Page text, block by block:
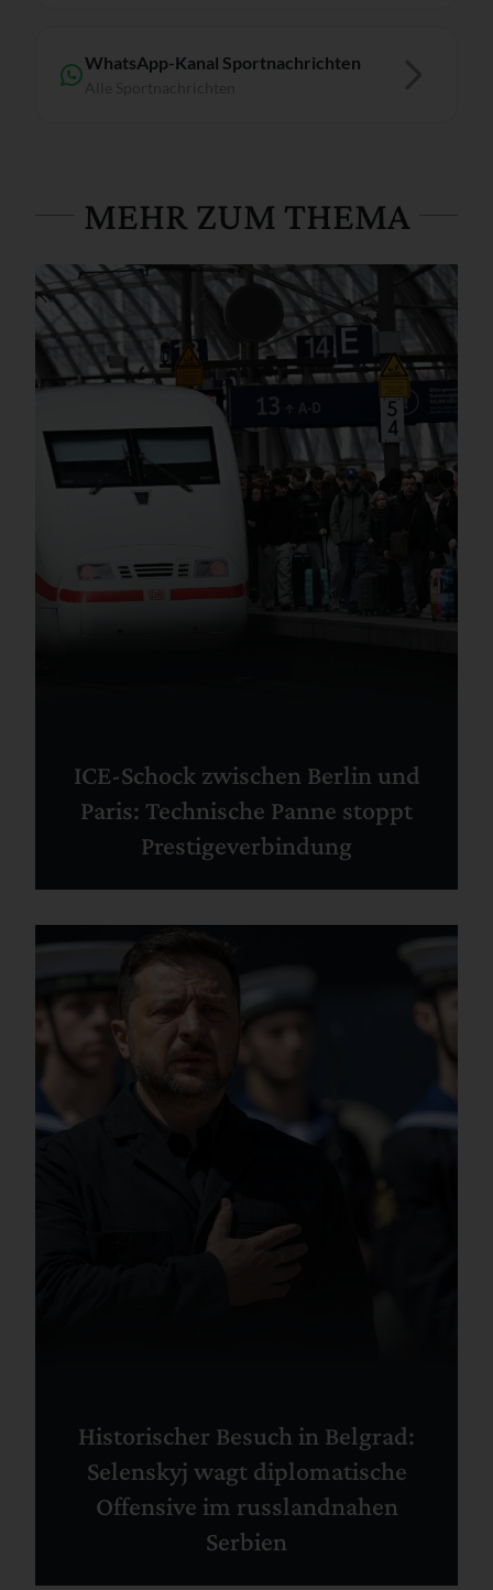
WhatsApp-Kanal Sportnachrichten
MEHR ZUM THEMA
ICE-Schock zwischen Berlin und
Paris: Technische Panne stoppt
Prestigeverbindung
Historischer Besuch in Belgrad:
Selenskyj wagt diplomatische
Offensive im russlandnahen
Serbien